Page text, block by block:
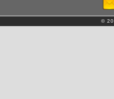
©